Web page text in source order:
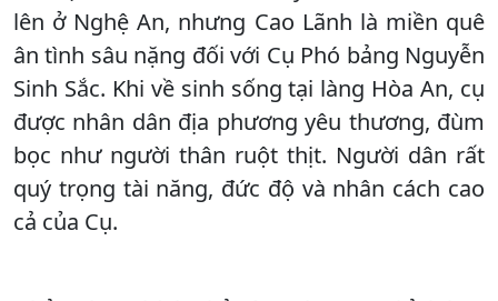
lên ở Nghệ An, nhưng Cao Lãnh là miền quê
ân tình sâu nặng đối với Cụ Phó bảng Nguyễn
Sinh Sắc. Khi về sinh sống tại làng Hòa An, cụ
được nhân dân địa phương yêu thương, đùm
bọc như người thân ruột thịt. Người dân rất
quý trọng tài năng, đức độ và nhân cách cao
cả của Cụ.